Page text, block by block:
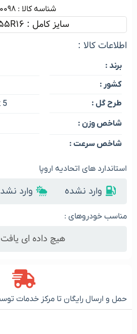
شناسه کالا :‌ ۱۱۶۰۰۹۸
سایز کامل : 205/55R16
اطلاعات کالا :
برند :
کشور :
طرح گل :
شاخص وزن :
شاخص سرعت :
5
استاندارد های اتحادیه اروپا
وارد نشده وارد
مناسب خودروهای :
هیچ داده ای
حمل و ارسال رایگان تا مرکز خدمات